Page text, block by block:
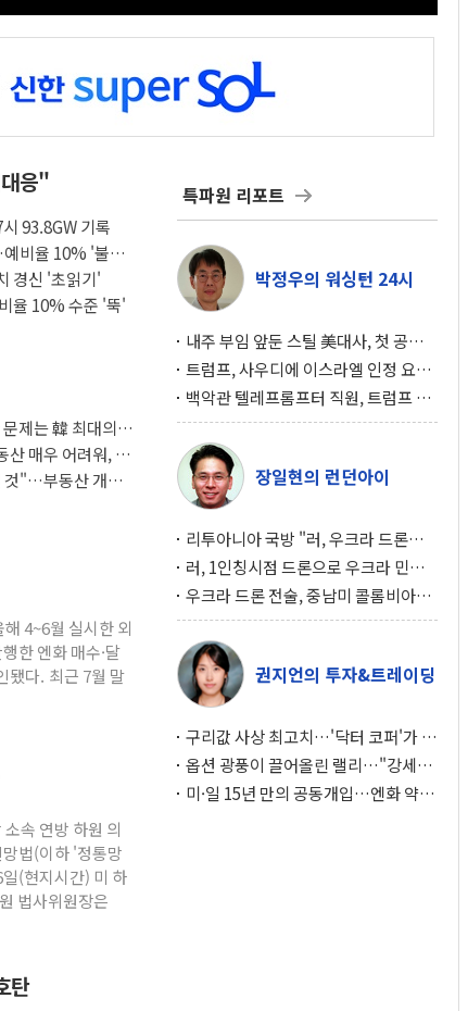
응"
93.8GW 기록
비율 10% '불안
경신 '초읽기'
율 10% 수준 '뚝'
제는 韓 최대의
매우 어려워, 최
것"…부동산 개혁
4~6월 실시한 외
한 엔화 매수·달
됐다. 최근 7월 말
속 연방 하원 의
법(이하 '정통망
(현지시간) 미 하
법사위원장은
탄
특파원 리포트
박정우의 워싱턴 24시
내주 부임 앞둔 스틸 美대사, 첫 공개
행사서 "한미동맹 강화 최우선 과제"
트럼프, 사우디에 이스라엘 인정 요
구…원자력 협정 서명 하루 만에 좌초
위기
백악관 텔레프롬프터 직원, 트럼프 연
설 미리 보고 베팅 시장서 10만달러 챙
겨
장일현의 런던아이
리투아니아 국방 "러, 우크라 드론으
로 나토 회원국 공격 검토… 거짓 깃발
작전"
러, 1인칭시점 드론으로 우크라 민간
인 '사파리' 공격… 시민들 공포감 극
대화 전략
우크라 드론 전술, 중남미 콜롬비아에
새 안보 위기… 반군·마약카르텔이 습
득해 전투 활용
권지언의 투자&트레이딩
구리값 사상 최고치…'닥터 코퍼'가 말
하는 경기 신호가 달라졌다
옵션 광풍이 끌어올린 랠리…"강세장
이면에 과열 경고등"
미·일 15년 만의 공동개입…엔화 약세